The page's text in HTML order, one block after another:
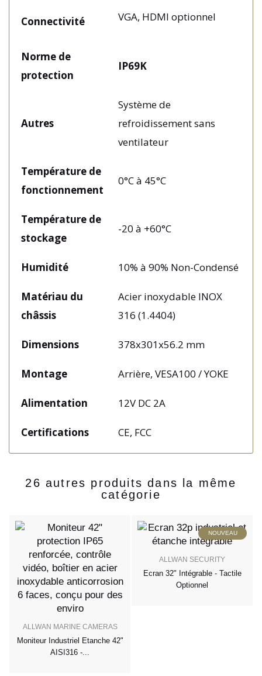
Connectivité VGA, HDMI optionnel
Norme de
protection
IP69K
Autres
Système de
refroidissement sans
ventilateur
Température de
fonctionnement
0°C à 45°C
Température de
stockage
-20 à +60°C
Humidité 10% à 90% Non-Condensé
Matériau du
châssis
Acier inoxydable INOX
316 (1.4404)
Dimensions 378x301x56.2 mm
Montage Arrière, VESA100 / YOKE
Alimentation 12V DC 2A
Certifications CE, FCC
26 autres produits dans la même
catégorie
ALLWAN MARINE CAMERAS
Moniteur Industriel Etanche 42"
AISI316 -...
NOUVEAU
ALLWAN SECURITY
Ecran 32" Intégrable - Tactile
Optionnel